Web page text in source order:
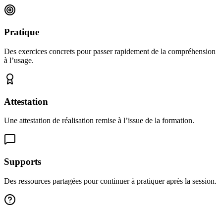
Pratique
Des exercices concrets pour passer rapidement de la compréhension
à l’usage.
Attestation
Une attestation de réalisation remise à l’issue de la formation.
Supports
Des ressources partagées pour continuer à pratiquer après la session.